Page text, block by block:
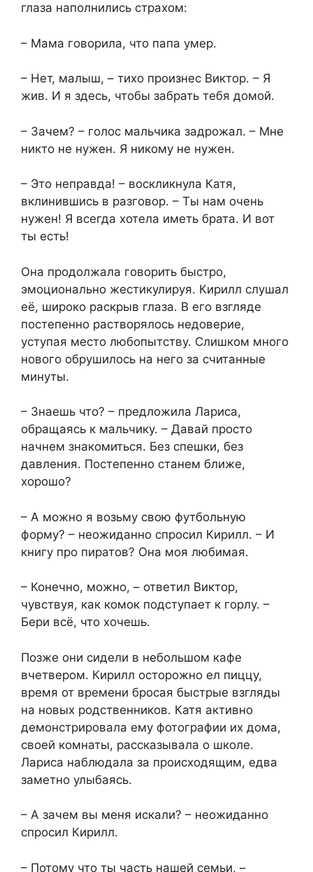
глаза наполнились страхом:
– Мама говорила, что папа умер.
– Нет, малыш, – тихо произнес Виктор. – Я
жив. И я здесь, чтобы забрать тебя домой.
– Зачем? – голос мальчика задрожал. – Мне
никто не нужен. Я никому не нужен.
– Это неправда! – воскликнула Катя,
вклинившись в разговор. – Ты нам очень
нужен! Я всегда хотела иметь брата. И вот
ты есть!
Она продолжала говорить быстро,
эмоционально жестикулируя. Кирилл слушал
её, широко раскрыв глаза. В его взгляде
постепенно растворялось недоверие,
уступая место любопытству. Слишком много
нового обрушилось на него за считанные
минуты.
– Знаешь что? – предложила Лариса,
обращаясь к мальчику. – Давай просто
начнем знакомиться. Без спешки, без
давления. Постепенно станем ближе,
хорошо?
– А можно я возьму свою футбольную
форму? – неожиданно спросил Кирилл. – И
книгу про пиратов? Она моя любимая.
– Конечно, можно, – ответил Виктор,
чувствуя, как комок подступает к горлу. –
Бери всё, что хочешь.
Позже они сидели в небольшом кафе
вчетвером. Кирилл осторожно ел пиццу,
время от времени бросая быстрые взгляды
на новых родственников. Катя активно
демонстрировала ему фотографии их дома,
своей комнаты, рассказывала о школе.
Лариса наблюдала за происходящим, едва
заметно улыбаясь.
– А зачем вы меня искали? – неожиданно
спросил Кирилл.
– Потому что ты часть нашей семьи, –